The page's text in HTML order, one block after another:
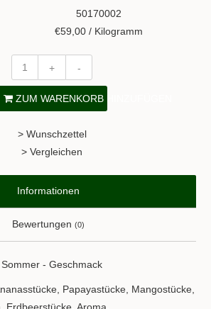
50170002
€59,00 / Kilogramm
+ -
ZUM WARENKORB HINZUFÜGEN
> Wunschzettel
> Vergleichen
Informationen
Bewertungen (0)
- Geschmack
Papayastücke, Mangostücke,